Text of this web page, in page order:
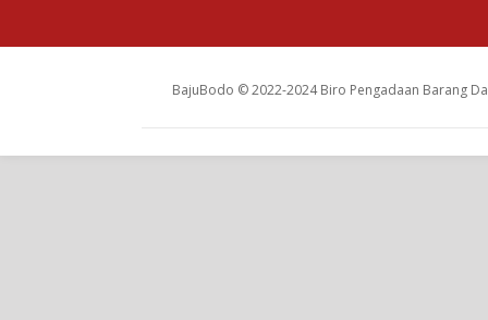
BajuBodo © 2022-2024 Biro Pengadaan Barang